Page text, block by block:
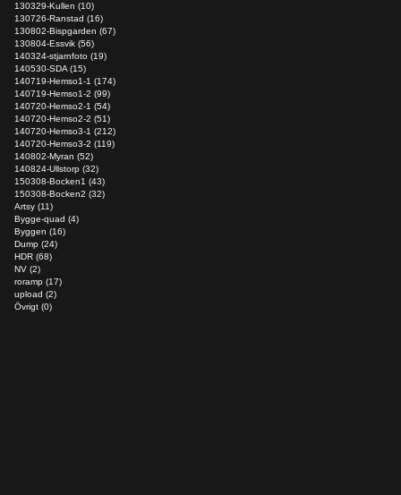
130329-Kullen (10)
130726-Ranstad (16)
130802-Bispgarden (67)
130804-Essvik (56)
140324-stjarnfoto (19)
140530-SDA (15)
140719-Hemso1-1 (174)
140719-Hemso1-2 (99)
140720-Hemso2-1 (54)
140720-Hemso2-2 (51)
140720-Hemso3-1 (212)
140720-Hemso3-2 (119)
140802-Myran (52)
140824-Ullstorp (32)
150308-Bocken1 (43)
150308-Bocken2 (32)
Artsy (11)
Bygge-quad (4)
Byggen (16)
Dump (24)
HDR (68)
NV (2)
roramp (17)
upload (2)
Övrigt (0)